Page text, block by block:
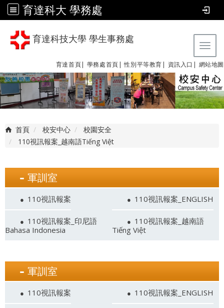
育達科大 學務處
育達科技大學 學生事務處
育達首頁| 學務處首頁| 性別平等教育 | 資訊入口| 網站地圖
首頁 校安中心
校園安全
110視訊報案_越南語Tiếng Việt
軍訓室
110視訊報案 110視訊報案_ENGLISH
110視訊報案_印尼語
Bahasa Indonesia
110視訊報案_越南語
Tiếng Việt
軍訓室
110視訊報案 110視訊報案_ENGLISH